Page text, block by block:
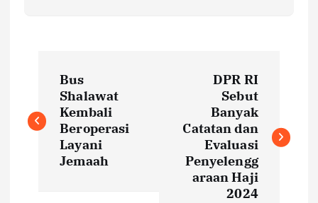
o
s
Bus
Shalawat
Kembali
Beroperasi
Layani
Jemaah
DPR RI
Sebut
Banyak
Catatan dan
Evaluasi
Penyelengg
araan Haji
2024